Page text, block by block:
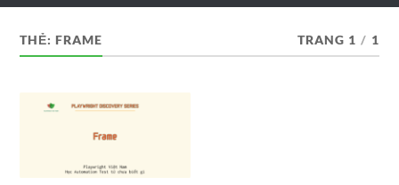
THẺ:FRAME TRANG 1 / 1